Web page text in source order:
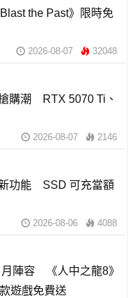
the Past》限時免
2026-08-07 32048
購潮 RTX 5070 Ti、
2026-08-07 2146
功能 SSD 可充當額
2026-08-06 4088
陣容 《人中之龍8》
遊戲免費送